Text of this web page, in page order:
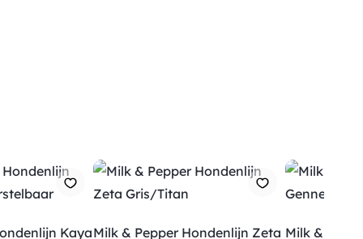
KayaMilk & Pepper Hondenlijn Zeta Milk &